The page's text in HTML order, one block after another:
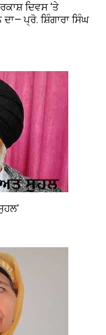
ਦਿਵਸ ‘ਤੇ
ਪ੍ਰੋ. ਸ਼ਿੰਗਾਰਾ ਸਿੰਘ